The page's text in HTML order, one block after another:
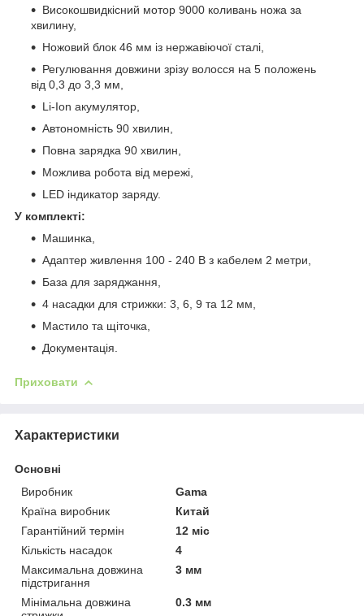
Високошвидкісний мотор 9000 коливань ножа за
хвилину,
Ножовий блок 46 мм із нержавіючої сталі,
Регулювання довжини зрізу волосся на 5 положень
від 0,3 до 3,3 мм,
Li-Ion акумулятор,
Автономність 90 хвилин,
Повна зарядка 90 хвилин,
Можлива робота від мережі,
LED індикатор заряду.
У комплекті:
Машинка,
Адаптер живлення 100 - 240 В з кабелем 2 метри,
База для заряджання,
4 насадки для стрижки: 3, 6, 9 та 12 мм,
Мастило та щіточка,
Документація.
Приховати
Характеристики
Основні
Виробник
Gama
Країна виробник
Китай
Гарантійний термін
12 міс
Кількість насадок
4
Максимальна довжина
підстригання
3 мм
Мінімальна довжина
0.3 мм